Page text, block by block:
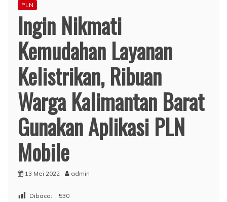
PLN
Ingin Nikmati
Kemudahan Layanan
Kelistrikan, Ribuan
Warga Kalimantan Barat
Gunakan Aplikasi PLN
Mobile
13 Mei 2022 admin
Dibaca: 530